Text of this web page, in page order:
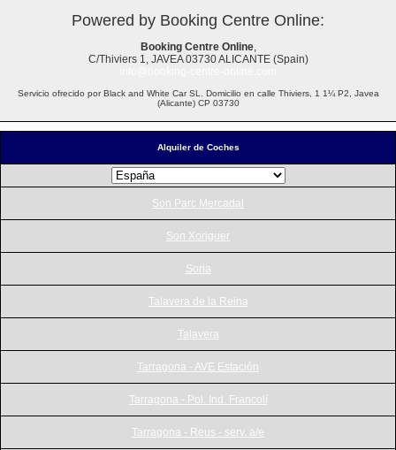
Alquiler de Coches
Son Parc Mercadal
Son Xoriguer
Soria
Talavera de la Reina
Talavera
Tarragona - AVE Estación
Tarragona - Pol. Ind. Francolí
Tarragona - Reus - serv. a/e
Powered by Booking Centre Online:
Booking Centre Online,
C/Thiviers 1, JAVEA 03730 ALICANTE (Spain)
Servicio ofrecido por Black and White Car SL. Domicilio en calle Thiviers, 1 1¼ P2, Javea
(Alicante) CP 03730